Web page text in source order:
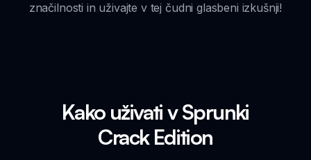
značilnosti in uživajte v tej čudni glasbeni izkušnji!
Kako uživati v Sprunki
Crack Edition